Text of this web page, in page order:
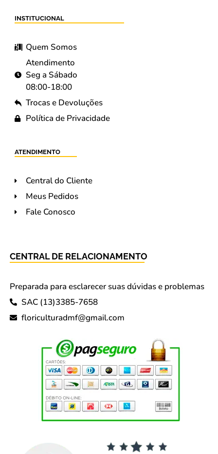
INSTITUCIONAL
Quem Somos
Atendimento
Seg a Sábado
08:00-18:00
Trocas e Devoluções
Política de Privacidade
ATENDIMENTO
Central do Cliente
Meus Pedidos
Fale Conosco
CENTRAL DE RELACIONAMENTO
Preparada para esclarecer suas dúvidas e problemas
SAC (13)3385-7658
floriculturadmf@gmail.com